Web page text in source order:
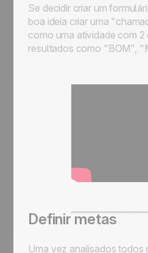
Se decidir criar um
boa ideia criar uma
como uma atividade com 2
resultados como "BOM",
Definir metas
Uma vez analisados todos